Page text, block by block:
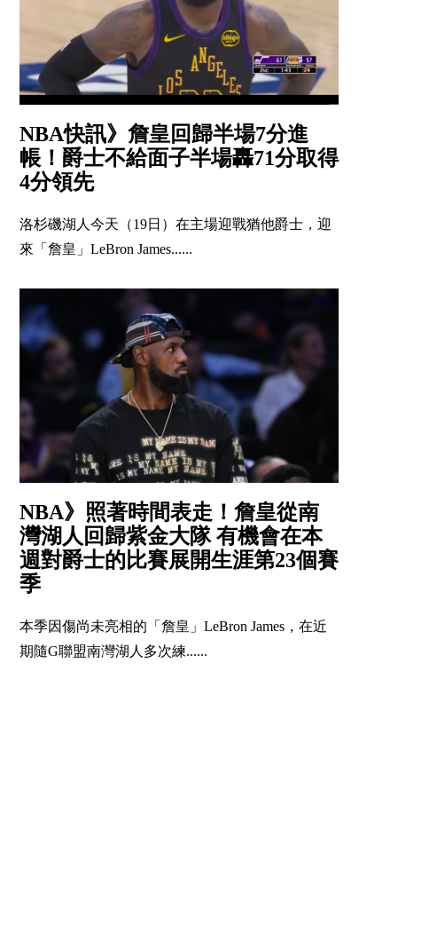
NBA快訊》詹皇回歸半場7分進
帳！爵士不給面子半場轟71分取得
4分領先
洛杉磯湖人今天（19日）在主場迎戰猶他爵士，迎
來「詹皇」LeBron James......
NBA》照著時間表走！詹皇從南
灣湖人回歸紫金大隊 有機會在本
週對爵士的比賽展開生涯第23個賽
季
本季因傷尚未亮相的「詹皇」LeBron James，在近
期隨G聯盟南灣湖人多次練......